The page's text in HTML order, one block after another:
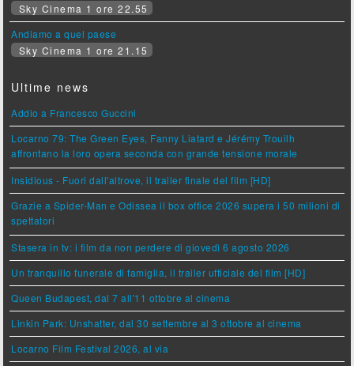
Sky Cinema 1 ore 22.55
Andiamo a quel paese
Sky Cinema 1 ore 21.15
Ultime news
Addio a Francesco Guccini
Locarno 79: The Green Eyes, Fanny Liatard e Jérémy Trouilh
affrontano la loro opera seconda con grande tensione morale
Insidious - Fuori dall'altrove, il trailer finale del film [HD]
Grazie a Spider-Man e Odissea il box office 2026 supera i 50 milioni di
spettatori
Stasera in tv: i film da non perdere di giovedì 6 agosto 2026
Un tranquillo funerale di famiglia, il trailer ufficiale del film [HD]
Queen Budapest, dal 7 all'11 ottobre al cinema
Linkin Park: Unshatter, dal 30 settembre al 3 ottobre al cinema
Locarno Film Festival 2026, al via